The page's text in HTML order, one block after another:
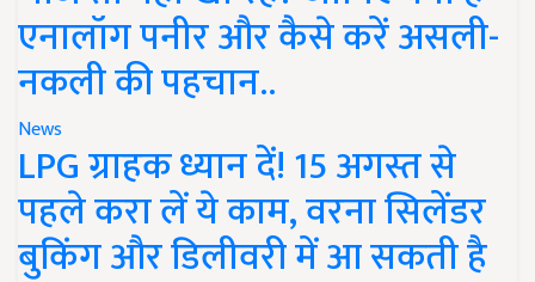
एनालॉग पनीर और कैसे करें असली-
नकली की पहचान..
News
LPG ग्राहक ध्यान दें! 15 अगस्त से
पहले करा लें ये काम, वरना सिलेंडर
बुकिंग और डिलीवरी में आ सकती है